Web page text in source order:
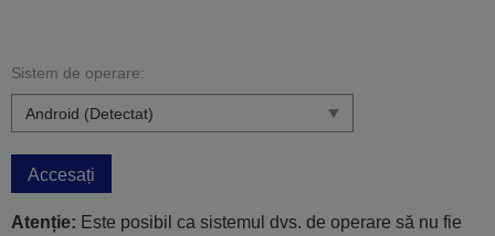
Sistem de operare:
Accesați
Atenție: Este posibil ca sistemul dvs. de operare să nu fie